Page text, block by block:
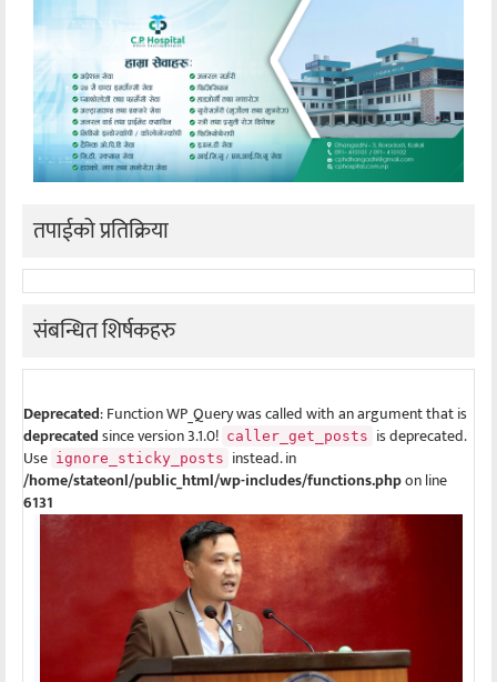
तपाईको प्रतिक्रिया
संबन्धित शिर्षकहरु
Deprecated: Function WP_Query was called with an argument that is
deprecatedsince version 3.1.0! caller_get_posts is deprecated.
Use ignore_sticky_posts instead. in
/home/stateonl/public_html/wp-includes/functions.phpon line
6131